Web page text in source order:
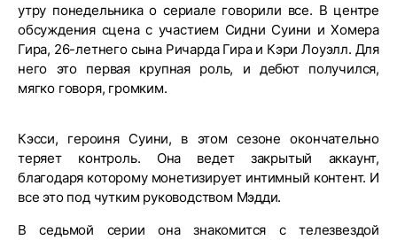
утру понедельника о сериале говорили все. В центре
обсуждения сцена с участием Сидни Суини и Хомера
Гира, 26-летнего сына Ричарда Гира и Кэри Лоуэлл. Для
него это первая крупная роль, и дебют получился,
мягко говоря, громким.
Кэсси, героиня Суини, в этом сезоне окончательно
теряет контроль. Она ведет закрытый аккаунт,
благодаря которому монетизирует интимный контент. И
все это под чутким руководством Мэдди.
В седьмой серии она знакомится с телезвездой